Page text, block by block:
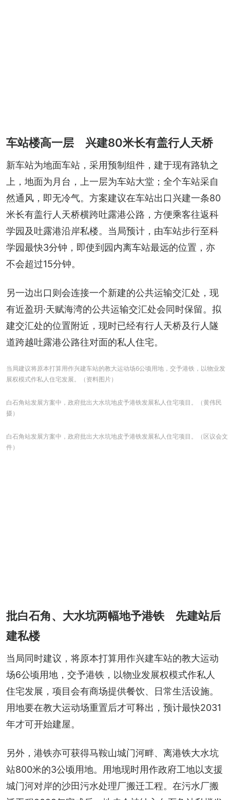
车站楼高一层 兴建80米长有盖行人天桥
新车站为地面车站，采用预制组件，建于现有路轨之
上，地面为月台，上一层为车站大堂；全个车站采自
然通风，即无冷气。方案建议在车站出口兴建一条80
米长有盖行人天桥横跨吐露港公路，方便乘客往返科
学园及吐露港沿岸私楼。当局预计，由车站步行至科
学园最快3分钟，即使到园内离车站最远的位置，亦
不会超过15分钟。
另一边出口则会连接一个新建的公共运输交汇处，现
有近盈玥·天赋海湾的公共运输交汇处会同时保留。拟
建交汇处的位置附近，现时已经有行人天桥及行人隧
道跨越吐露港公路往对面的私人住宅。
当局建议将原本打算用作兴建车站的教大运动场6公顷用地，交予港铁，以物业发
展权模式作私人住宅发展。（资料图片）
白石角站发展方案中，政府批出大水坑地皮予港铁发展私人住宅项目。（黄伟民
摄）
白石角站发展方案中，政府批出大水坑地皮予港铁发展私人住宅项目。（区议会文
件）
批白石角、大水坑两幅地予港铁 先建站后
建私楼
当局同时建议，将原本打算用作兴建车站的教大运动
场6公顷用地，交予港铁，以物业发展权模式作私人
住宅发展，项目会有商场提供餐饮、日常生活设施。
用地要在教大运动场重置后才可释出，预计最快2031
年才可开始建屋。
另外，港铁亦可获得马鞍山城门河畔、离港铁大水坑
站800米的3公顷用地。用地现时用作政府工地以支援
城门河对岸的沙田污水处理厂搬迁工程。在污水厂搬